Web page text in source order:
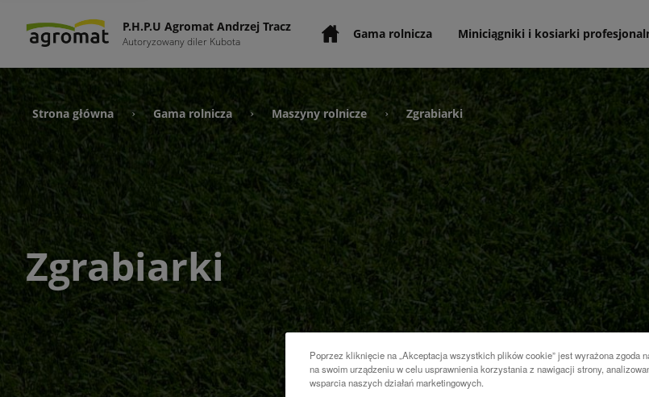
P.H.P.U Agromat Andrzej Tracz
Autoryzowany diler Kubota Gama rolnicza Miniciągniki i kosiarki
Strona główna › Gama rolnicza › Maszyny rolnicze › Zgrabiarki
Zgrabiarki
Poprzez kliknięcie na „Akceptacja wszystkich plików cookie” jest wyrażona zgoda
na swoim urządzeniu w celu usprawnienia korzystania z nawigacji strony,
wsparcia naszych działań marketingowych.